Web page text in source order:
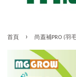
首頁 › 尚蓋補PRO (羽